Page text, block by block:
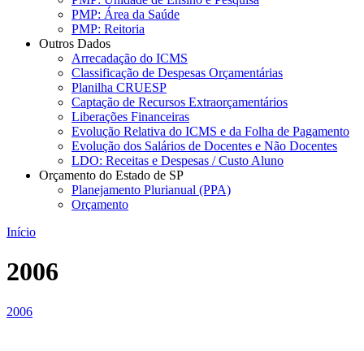
PMP: Área da Saúde
PMP: Reitoria
Outros Dados
Arrecadação do ICMS
Classificação de Despesas Orçamentárias
Planilha CRUESP
Captação de Recursos Extraorçamentários
Liberações Financeiras
Evolução Relativa do ICMS e da Folha de Pagamento
Evolução dos Salários de Docentes e Não Docentes
LDO: Receitas e Despesas / Custo Aluno
Orçamento do Estado de SP
Planejamento Plurianual (PPA)
Orçamento
Início
2006
2006